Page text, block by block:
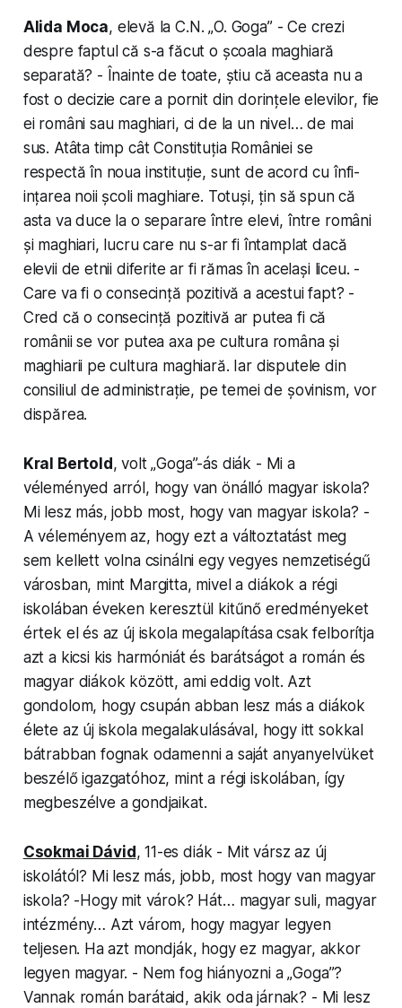
Alida Moca, elevă la C.N. „O. Goga” - Ce crezi
despre faptul că s-a făcut o școala maghiară
separată? - Înainte de toate, știu că aceasta nu a
fost o decizie care a pornit din dorințele elevilor, fie
ei români sau maghiari, ci de la un nivel… de mai
sus. Atâta timp cât Con­sti­tuția României se
respectă în noua instituție, sunt de acord cu în­fi­
ințarea noii școli maghiare. Totuși, țin să spun că
asta va duce la o separare între elevi, între români
și maghiari, lucru care nu s-ar fi întamplat dacă
elevii de etnii diferite ar fi rămas în același liceu. -
Care va fi o consecință pozitivă a acestui fapt? -
Cred că o consecință pozitivă ar putea fi că
românii se vor putea axa pe cultura româna și
maghiarii pe cultura maghiară. Iar disputele din
consiliul de ad­min­is­trație, pe temei de șovinism, vor
dispărea.
Kral Bertold, volt „Goga”-ás diák - Mi a
véleményed arról, hogy van önálló magyar iskola?
Mi lesz más, jobb most, hogy van magyar iskola? -
A véleményem az, hogy ezt a vál­toz­tatást meg
sem kellett volna csinálni egy vegyes nemzetiségű
városban, mint Margitta, mivel a diákok a régi
iskolában éveken keresztül kitűnő ered­ményeket
értek el és az új iskola mega­lapítása csak felborítja
azt a kicsi kis harmóniát és barátságot a román és
magyar diákok között, ami eddig volt. Azt
gondolom, hogy csupán abban lesz más a diákok
élete az új iskola mega­lakulásá­val, hogy itt sokkal
bátrabban fognak odamenni a saját anyanyelvüket
beszélő igaz­gatóhoz, mint a régi iskolában, így
megbeszélve a gondjaikat.
Csokmai Dávid, 11-es diák - Mit vársz az új
iskolától? Mi lesz más, jobb, most hogy van magyar
iskola? -Hogy mit várok? Hát… magyar suli, magyar
intézmény… Azt várom, hogy magyar legyen
teljesen. Ha azt mondják, hogy ez magyar, akkor
legyen magyar. - Nem fog hiányozni a „Goga”?
Vannak román barátaid, akik oda járnak? - Mi lesz